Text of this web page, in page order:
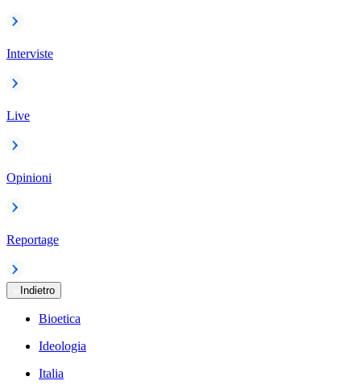
Interviste
Live
Opinioni
Reportage
Indietro
Bioetica
Ideologia
Italia